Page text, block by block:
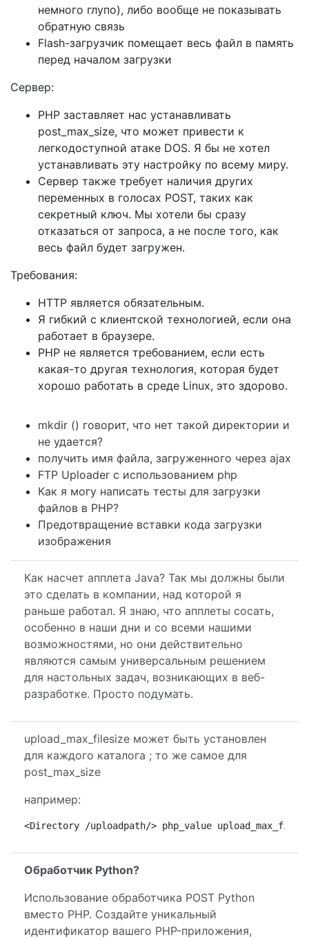
немного глупо), либо вообще не показывать
обратную связь
Flash-загрузчик помещает весь файл в память
перед началом загрузки
Сервер:
PHP заставляет нас устанавливать
post_max_size, что может привести к
легкодоступной атаке DOS. Я бы не хотел
устанавливать эту настройку по всему миру.
Сервер также требует наличия других
переменных в голосах POST, таких как
секретный ключ. Мы хотели бы сразу
отказаться от запроса, а не после того, как
весь файл будет загружен.
Требования:
HTTP является обязательным.
Я гибкий с клиентской технологией, если она
работает в браузере.
PHP не является требованием, если есть
какая-то другая технология, которая будет
хорошо работать в среде Linux, это здорово.
mkdir () говорит, что нет такой директории и
не удается?
получить имя файла, загруженного через ajax
FTP Uploader с использованием php
Как я могу написать тесты для загрузки
файлов в PHP?
Предотвращение вставки кода загрузки
изображения
Как насчет апплета Java? Так мы должны были
это сделать в компании, над которой я
раньше работал. Я знаю, что апплеты сосать,
особенно в наши дни и со всеми нашими
возможностями, но они действительно
являются самым универсальным решением
для настольных задач, возникающих в веб-
разработке. Просто подумать.
upload_max_filesize может быть установлен
для каждого каталога ; то же самое для
post_max_size
например:
<Directory /uploadpath/> php_value
Обработчик Python?
Использование обработчика POST Python
вместо PHP. Создайте уникальный
идентификатор вашего PHP-приложения,